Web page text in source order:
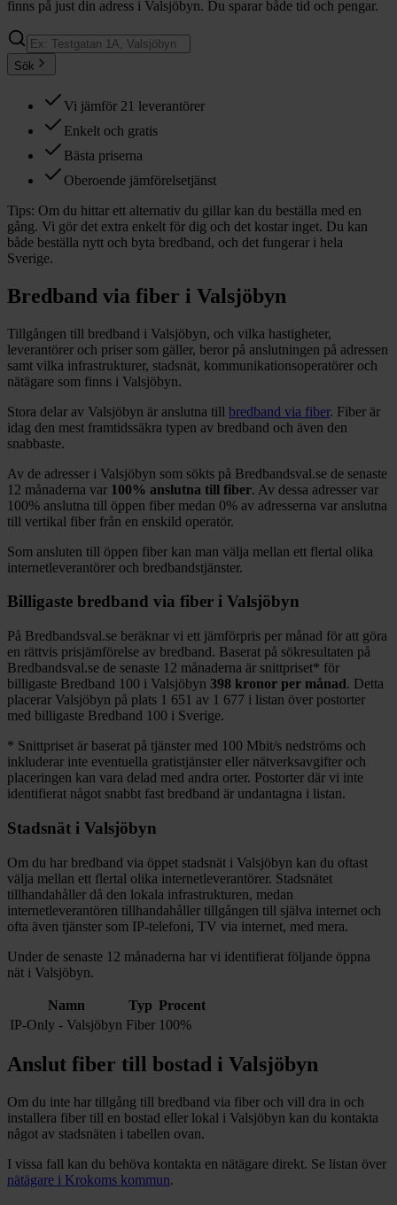
finns på just din adress i Valsjöbyn. Du sparar både tid och pengar.
Sök
Vi jämför 21 leverantörer
Enkelt och gratis
Bästa priserna
Oberoende jämförelsetjänst
Tips: Om du hittar ett alternativ du gillar kan du beställa med en
gång. Vi gör det extra enkelt för dig och det kostar inget. Du kan
både beställa nytt och byta bredband, och det fungerar i hela
Sverige.
Bredband via fiber i Valsjöbyn
Tillgången till bredband i Valsjöbyn, och vilka hastigheter,
leverantörer och priser som gäller, beror på anslutningen på adressen
samt vilka infrastrukturer, stadsnät, kommunikationsoperatörer och
nätägare som finns i Valsjöbyn.
Stora delar av Valsjöbyn är anslutna till bredband via fiber. Fiber är
idag den mest framtidssäkra typen av bredband och även den
snabbaste.
Av de adresser i Valsjöbyn som sökts på Bredbandsval.se de senaste
12 månaderna var 100% anslutna till fiber. Av dessa adresser var
100% anslutna till öppen fiber medan 0% av adresserna var anslutna
till vertikal fiber från en enskild operatör.
Som ansluten till öppen fiber kan man välja mellan ett flertal olika
internetleverantörer och bredbandstjänster.
Billigaste bredband via fiber i Valsjöbyn
På Bredbandsval.se beräknar vi ett jämförpris per månad för att göra
en rättvis prisjämförelse av bredband. Baserat på sökresultaten på
Bredbandsval.se de senaste 12 månaderna är snittpriset* för
billigaste Bredband 100 i Valsjöbyn 398 kronor per månad. Detta
placerar Valsjöbyn på plats 1 651 av 1 677 i listan över postorter
med billigaste Bredband 100 i Sverige.
* Snittpriset är baserat på tjänster med 100 Mbit/s nedströms och
inkluderar inte eventuella gratistjänster eller nätverksavgifter och
placeringen kan vara delad med andra orter. Postorter där vi inte
identifierat något snabbt fast bredband är undantagna i listan.
Stadsnät i Valsjöbyn
Om du har bredband via öppet stadsnät i Valsjöbyn kan du oftast
välja mellan ett flertal olika internetleverantörer. Stadsnätet
tillhandahåller då den lokala infrastrukturen, medan
internetleverantören tillhandahåller tillgången till själva internet och
ofta även tjänster som IP-telefoni, TV via internet, med mera.
Under de senaste 12 månaderna har vi identifierat följande öppna
nät i Valsjöbyn.
Namn Typ Procent
IP-Only - Valsjöbyn Fiber 100%
Anslut fiber till bostad i Valsjöbyn
Om du inte har tillgång till bredband via fiber och vill dra in och
installera fiber till en bostad eller lokal i Valsjöbyn kan du kontakta
något av stadsnäten i tabellen ovan.
I vissa fall kan du behöva kontakta en nätägare direkt. Se listan över
nätägare i Krokoms kommun.